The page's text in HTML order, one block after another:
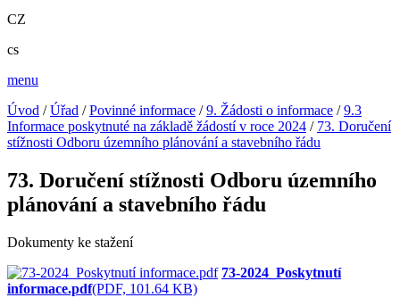
CZ
cs
menu
Úvod /Úřad /Povinné informace /9. Žádosti o informace /9.3
Informace poskytnuté na základě žádostí v roce 2024 / 73. Doručení
stížnosti Odboru územního plánování a stavebního řádu
73. Doručení stížnosti Odboru územního
plánování a stavebního řádu
Dokumenty ke stažení
73-2024_Poskytnutí
informace.pdf(PDF, 101.64 KB)